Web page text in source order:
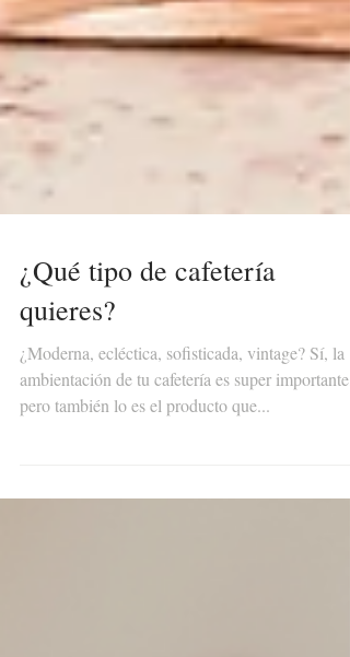
¿Qué tipo de cafetería
quieres?
¿Moderna, ecléctica, sofisticada, vintage? Sí, la
ambientación de tu cafetería es super importante,